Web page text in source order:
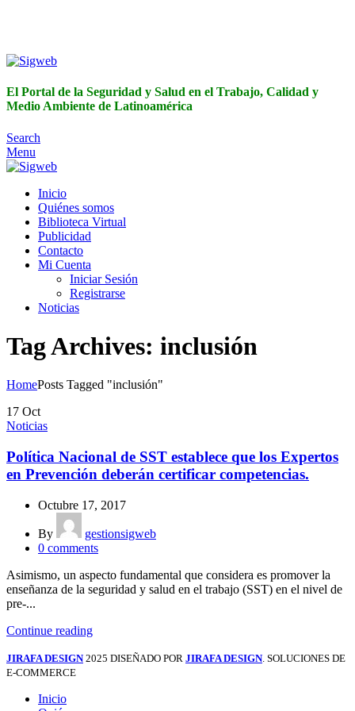
El Portal de la Seguridad y Salud en el Trabajo, Calidad y
Medio Ambiente de Latinoamérica
Search
Menu
Inicio
Quiénes somos
Biblioteca Virtual
Publicidad
Contacto
Mi Cuenta
Iniciar Sesión
Registrarse
Noticias
Tag Archives: inclusión
HomePosts Tagged "inclusión"
17 Oct
Noticias
Política Nacional de SST establece que los Expertos
en Prevención deberán certificar competencias.
Octubre 17, 2017
By
gestionsigweb
0 comments
Asimismo, un aspecto fundamental que considera es promover la
enseñanza de la seguridad y salud en el trabajo (SST) en el nivel de
pre-...
Continue reading
JIRAFA DESIGN 2025 DISEÑADO POR JIRAFA DESIGN. SOLUCIONES DE
E-COMMERCE
Inicio